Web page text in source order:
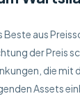
Beste aus
der Preis
die mit
Assets